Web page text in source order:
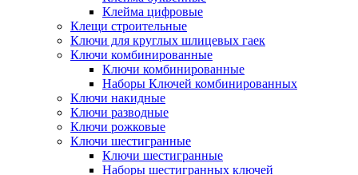
Клейма цифровые
Клещи строительные
Ключи для круглых шлицевых гаек
Ключи комбинированные
Ключи комбинированные
Наборы Ключей комбинированных
Ключи накидные
Ключи разводные
Ключи рожковые
Ключи шестигранные
Ключи шестигранные
Наборы шестигранных ключей